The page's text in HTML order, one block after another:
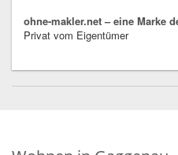
ohne-makler.net – eine Marke
Privat vom Eigentümer